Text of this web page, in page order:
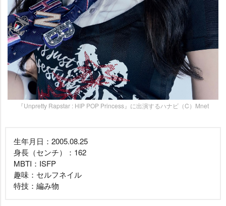
『Unpretty Rapstar : HIP POP Princess』に出演するハナビ（C）Mnet
生年月日：2005.08.25
身長（センチ）：162
MBTI：ISFP
趣味：セルフネイル
特技：編み物